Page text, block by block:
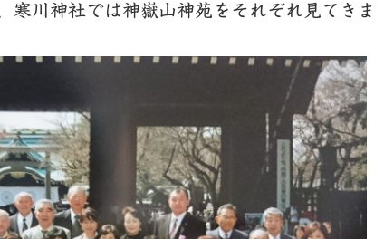
寒川神社では神嶽山神苑をそれぞれ見てきま